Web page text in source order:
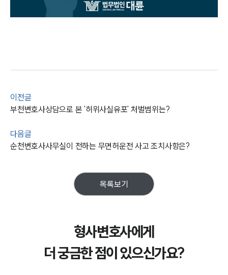
그룹소개
그룹소개
이전글
부천변호사상담으로 본 '허위사실유포' 처벌범위는?
다음글
순천변호사사무실이 전하는 무면허운전 사고 조치사항은?
목록보기
형사변호사에게
더 궁금한 점이 있으신가요?